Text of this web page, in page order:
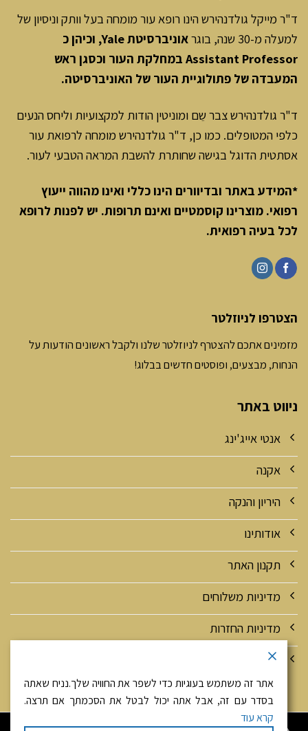
ד"ר מייקל גולדנהירש הינו רופא עור מומחה בעל וותק וניסיון של
למעלה מ-30 שנה, בוגר
אוניברסיטת Yale, וכיהן כ
Assistant Professor במחלקת העור וכסגן ראש
המעבדה של פתולוגיית העור של האוניברסיטה.
ד"ר גולדנהירש צבר שֵם ומוניטין הודות למקצועיות וליחס הנעים
כלפי המטופלים. כמו כן, ד"ר גולדנהירש מומחה לרפואת עור
אסתטית הדוגל בגישה שחותרת להשבת המראה הטבעי לעור.
*המידע באתר ובדיוורים הינו כללי ואינו מהווה ייעוץ
רפואי. מוצרינו קוסמטיים ואינם תרופות. יש לפנות לרופא
לכל בעיה רפואית.
ניווט באתר
אנטי אייג'ינג
אקנה
היריון והנקה
אודותינו
תקנון האתר
מדיניות משלוחים
מדיניות החזרות
מדיניות אבטחה ופרטיות
הצטרפו לניוזלטר
מזמינים אתכם להצטרף לניוזלטר שלנו ולקבל ראשונים הודעות על
הנחות, מבצעים, ופוסטים חדשים בבלוג!
אתר זה משתמש בעוגיות כדי לשפר את החוויה שלך.נניח שאתה
בסדר עם זה, אבל אתה יכול לבטל את הסכמתך אם תרצה.
קרא עודהיי! זאת יפה מגולדנהירש